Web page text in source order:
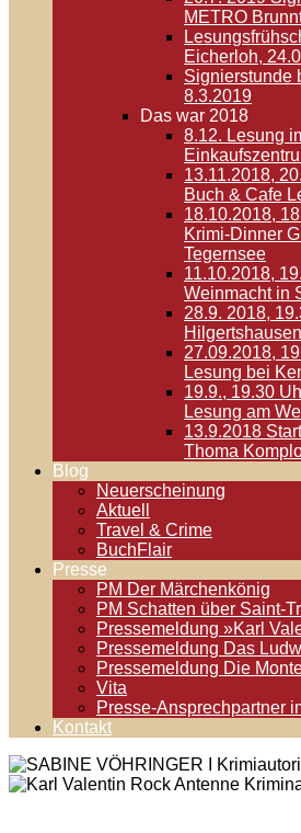
METRO
Eicherloh,
Signierstunde
8.3.2019
Das war 2018
8.12. Lesung
13.11.2018,
Buch & Cafe
18.10.2018,
Krimi-Dinner
Tegernsee
11.10.2018,
Weinmacht in
28.9. 2018,
Hilgertshausen
27.09.2018,
Lesung bei
19.9., 19.30
Lesung am
13.9.2018
Thoma
Blog
Neuerscheinung
Aktuell
Travel & Crime
BuchFlair
Presse
PM Der Märchenkönig
PM Schatten über Saint-
Pressemeldung »Karl
Pressemeldung Das
Pressemeldung Die
Vita
Presse-Ansprechpartner
Kontakt